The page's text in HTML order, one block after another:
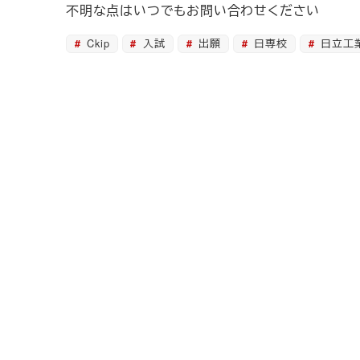
不明な点はいつでもお問い合わせください
Ckip 入試 出願 日専校 日立工